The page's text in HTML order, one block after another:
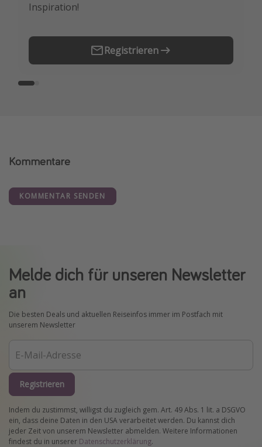
Inspiration!
Registrieren
Erstes.
Kommentare
KOMMENTAR SENDEN
Melde dich für unseren Newsletter
an
Die besten Deals und aktuellen Reiseinfos immer im Postfach mit
unserem Newsletter
Registrieren
Indem du zustimmst, willigst du zugleich gem. Art. 49 Abs. 1 lit. a DSGVO
ein, dass deine Daten in den USA verarbeitet werden. Du kannst dich
jeder Zeit von unserem Newsletter abmelden. Weitere Informationen
findest du in unserer Datenschutzerklärung.